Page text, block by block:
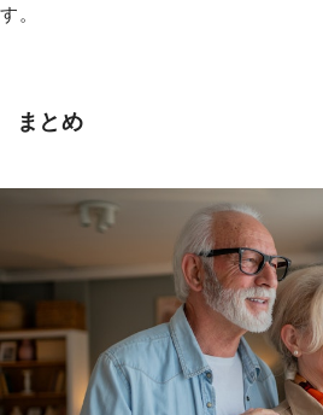
す。
まとめ